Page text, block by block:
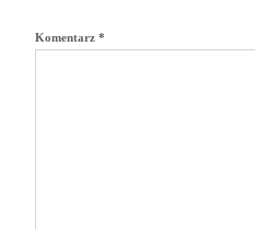
Komentarz *